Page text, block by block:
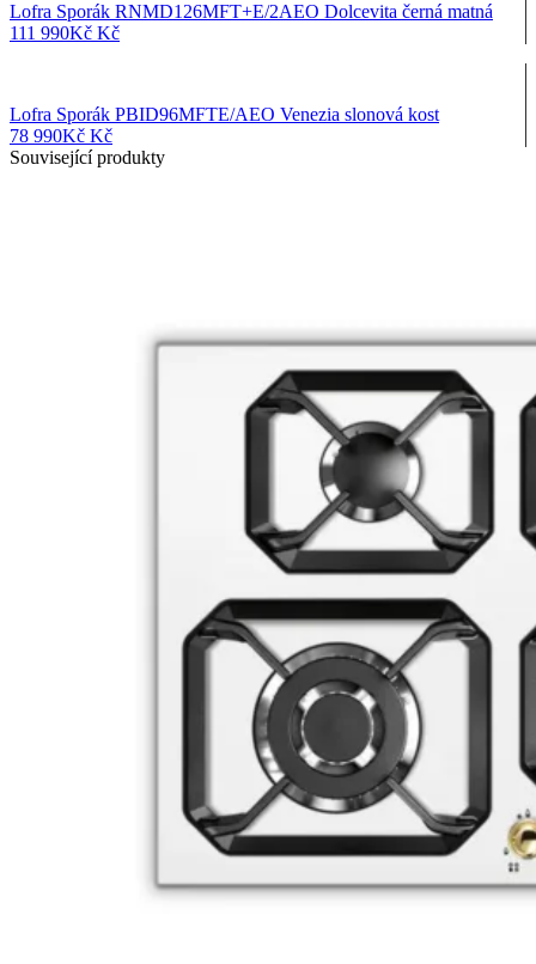
Lofra Sporák RNMD126MFT+E/2AEO Dolcevita černá matná
111 990Kč Kč
Lofra Sporák PBID96MFTE/AEO Venezia slonová kost
78 990Kč Kč
Související produkty